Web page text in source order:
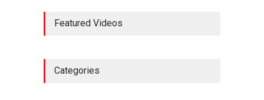
Featured Videos
Categories